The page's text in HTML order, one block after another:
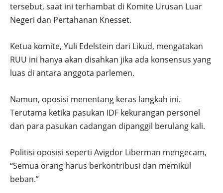
tersebut, saat ini terhambat di Komite Urusan Luar
Negeri dan Pertahanan Knesset.
Ketua komite, Yuli Edelstein dari Likud, mengatakan
RUU ini hanya akan disahkan jika ada konsensus yang
luas di antara anggota parlemen.
Namun, oposisi menentang keras langkah ini.
Terutama ketika pasukan IDF kekurangan personel
dan para pasukan cadangan dipanggil berulang kali.
Politisi oposisi seperti Avigdor Liberman mengecam,
“Semua orang harus berkontribusi dan memikul
beban.”